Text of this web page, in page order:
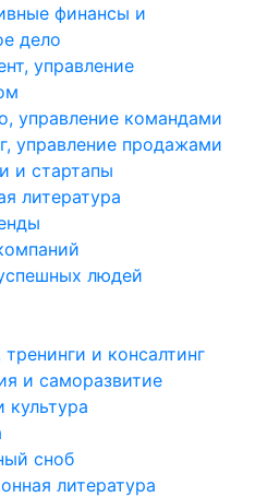
финансы и
дело
управление
управление командами
управление продажами
и стартапы
литература
людей
и консалтинг
и саморазвитие
культура
сноб
литература